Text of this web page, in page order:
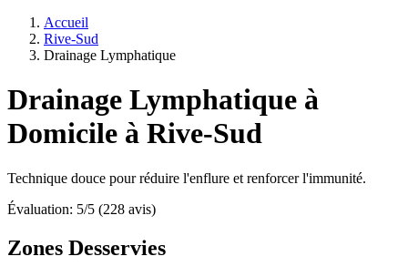
Accueil
Rive-Sud
Drainage Lymphatique
Drainage Lymphatique à
Domicile à Rive-Sud
Technique douce pour réduire l'enflure et renforcer l'immunité.
Évaluation: 5/5 (228 avis)
Zones Desservies